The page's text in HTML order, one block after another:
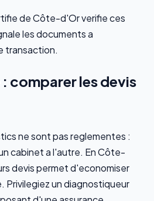
de Côte-d'Or verifie ces
les documents a
transaction.
comparer les devis
ne sont pas reglementes :
cabinet a l'autre. En Côte-
devis permet d'economiser
Privilegiez un diagnostiqueur